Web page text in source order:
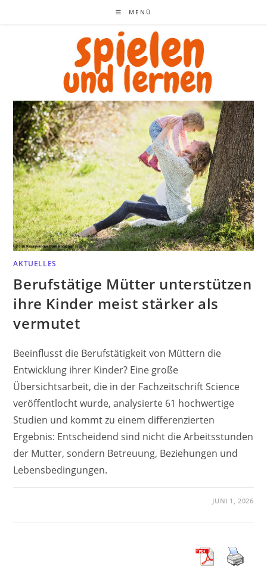
MENÜ
AKTUELLES
Berufstätige Mütter unterstützen
ihre Kinder meist stärker als
vermutet
Beeinflusst die Berufstätigkeit von Müttern die
Entwicklung ihrer Kinder? Eine große
Übersichtsarbeit, die in der Fachzeitschrift Science
veröffentlocht wurde, analysierte 61 hochwertige
Studien und kommt zu einem differenzierten
Ergebnis: Entscheidend sind nicht die Arbeitsstunden
der Mutter, sondern Betreuung, Beziehungen und
Lebensbedingungen.
JUNI 1, 2026